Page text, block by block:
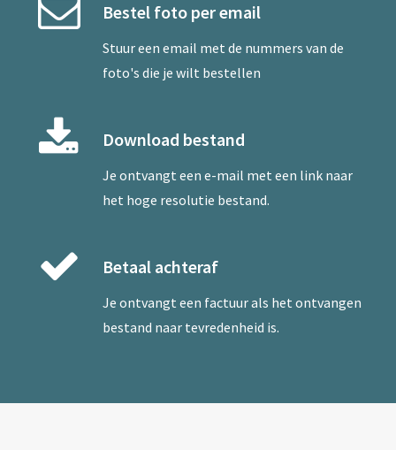
Bestel foto per email
Stuur een email met de nummers van de
foto's die je wilt bestellen
Download bestand
Je ontvangt een e-mail met een link naar
het hoge resolutie bestand.
Betaal achteraf
Je ontvangt een factuur als het ontvangen
bestand naar tevredenheid is.